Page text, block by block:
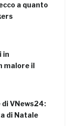
a quanto
in
malore il
VNews24:
di Natale